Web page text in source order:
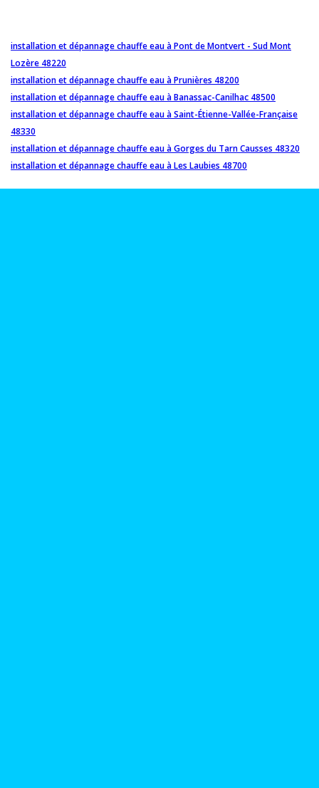
installation et dépannage chauffe eau à Pont de Montvert - Sud Mont
Lozère 48220
installation et dépannage chauffe eau à Prunières 48200
installation et dépannage chauffe eau à Banassac-Canilhac 48500
installation et dépannage chauffe eau à Saint-Étienne-Vallée-Française
48330
installation et dépannage chauffe eau à Gorges du Tarn Causses 48320
installation et dépannage chauffe eau à Les Laubies 48700